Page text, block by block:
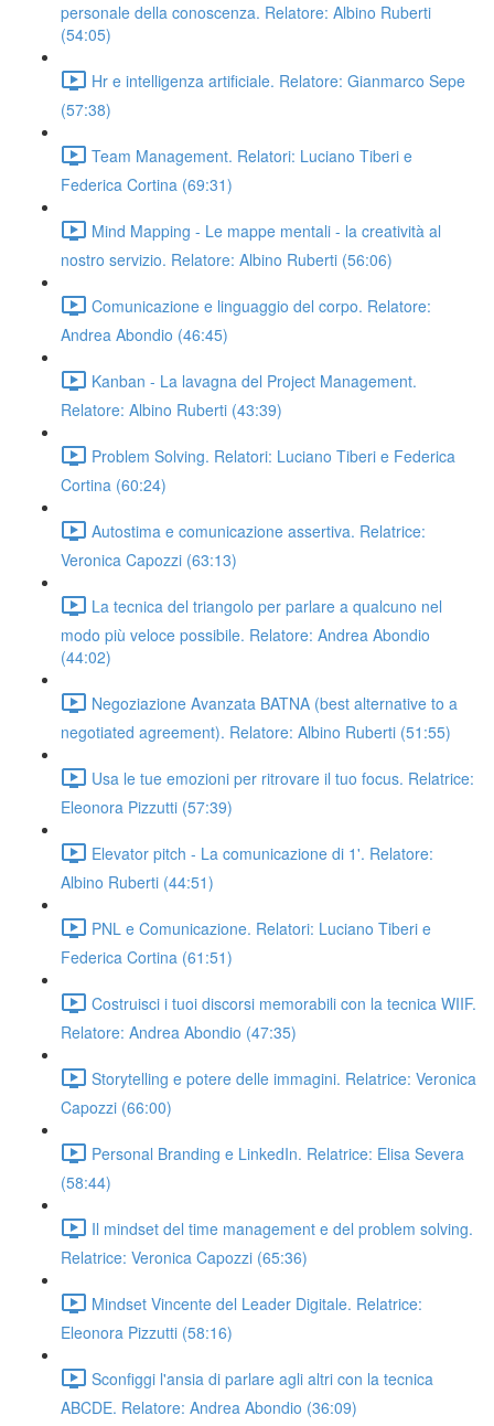
personale della conoscenza. Relatore: Albino Ruberti
(54:05)
Hr e intelligenza artificiale. Relatore: Gianmarco Sepe
(57:38)
Team Management. Relatori: Luciano Tiberi e
Federica Cortina (69:31)
Mind Mapping - Le mappe mentali - la creatività al
nostro servizio. Relatore: Albino Ruberti (56:06)
Comunicazione e linguaggio del corpo. Relatore:
Andrea Abondio (46:45)
Kanban - La lavagna del Project Management.
Relatore: Albino Ruberti (43:39)
Problem Solving. Relatori: Luciano Tiberi e Federica
Cortina (60:24)
Autostima e comunicazione assertiva. Relatrice:
Veronica Capozzi (63:13)
La tecnica del triangolo per parlare a qualcuno nel
modo più veloce possibile. Relatore: Andrea Abondio
(44:02)
Negoziazione Avanzata BATNA (best alternative to a
negotiated agreement). Relatore: Albino Ruberti (51:55)
Usa le tue emozioni per ritrovare il tuo focus. Relatrice:
Eleonora Pizzutti (57:39)
Elevator pitch - La comunicazione di 1'. Relatore:
Albino Ruberti (44:51)
PNL e Comunicazione. Relatori: Luciano Tiberi e
Federica Cortina (61:51)
Costruisci i tuoi discorsi memorabili con la tecnica WIIF.
Relatore: Andrea Abondio (47:35)
Storytelling e potere delle immagini. Relatrice: Veronica
Capozzi (66:00)
Personal Branding e LinkedIn. Relatrice: Elisa Severa
(58:44)
Il mindset del time management e del problem solving.
Relatrice: Veronica Capozzi (65:36)
Mindset Vincente del Leader Digitale. Relatrice:
Eleonora Pizzutti (58:16)
Sconfiggi l'ansia di parlare agli altri con la tecnica
ABCDE. Relatore: Andrea Abondio (36:09)